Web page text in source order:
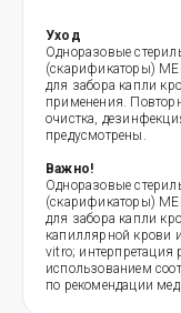
Уход
Одноразовые
(скарификаторы)
для забора капли
применения.
очистка,
предусмотрены.
Важно!
Одноразовые
(скарификаторы)
для забора капли
капиллярной крови
vitro; интерпретация
использованием
по рекомендации